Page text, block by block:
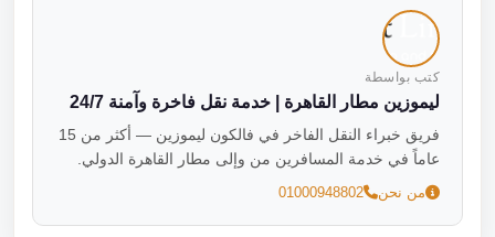
كتب بواسطة
ليموزين مطار القاهرة | خدمة نقل فاخرة وآمنة 24/7
فريق خبراء النقل الفاخر في فالكون ليموزين — أكثر من 15
عاماً في خدمة المسافرين من وإلى مطار القاهرة الدولي.
من نحن 01000948802